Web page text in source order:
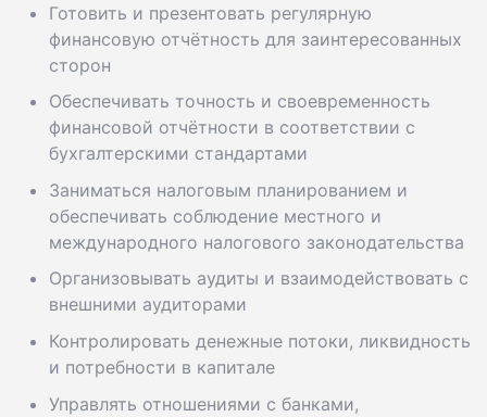
Готовить и презентовать регулярную
финансовую отчётность для заинтересованных
сторон
Обеспечивать точность и своевременность
финансовой отчётности в соответствии с
бухгалтерскими стандартами
Заниматься налоговым планированием и
обеспечивать соблюдение местного и
международного налогового законодательства
Организовывать аудиты и взаимодействовать с
внешними аудиторами
Контролировать денежные потоки, ликвидность
и потребности в капитале
Управлять отношениями с банками,